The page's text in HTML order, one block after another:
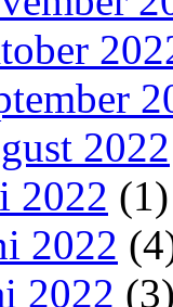
2022
2022 (1)
2022
2022 (3)